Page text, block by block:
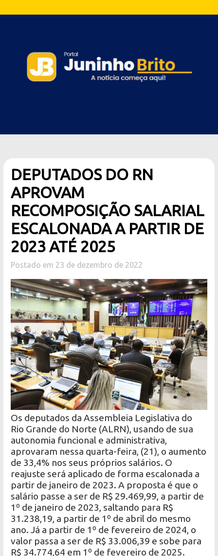
DEPUTADOS DO RN
APROVAM
RECOMPOSIÇÃO SALARIAL
ESCALONADA A PARTIR DE
2023 ATÉ 2025
Postado em 23 de dezembro de 2022
Os deputados da Assembleia Legislativa do
Rio Grande do Norte (ALRN), usando de sua
autonomia funcional e administrativa,
aprovaram nessa quarta-feira, (21), o aumento
de 33,4% nos seus próprios salários. O
reajuste será aplicado de forma escalonada a
partir de janeiro de 2023. A proposta é que o
salário passe a ser de R$ 29.469,99, a partir de
1º de janeiro de 2023, saltando para R$
31.238,19, a partir de 1º de abril do mesmo
ano. Já a partir de 1º de fevereiro de 2024, o
valor passa a ser de R$ 33.006,39 e sobe para
R$ 34.774,64 em 1º de fevereiro de 2025.